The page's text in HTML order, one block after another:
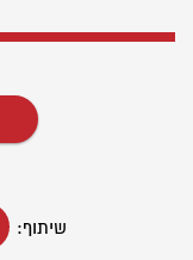
שיתוף: